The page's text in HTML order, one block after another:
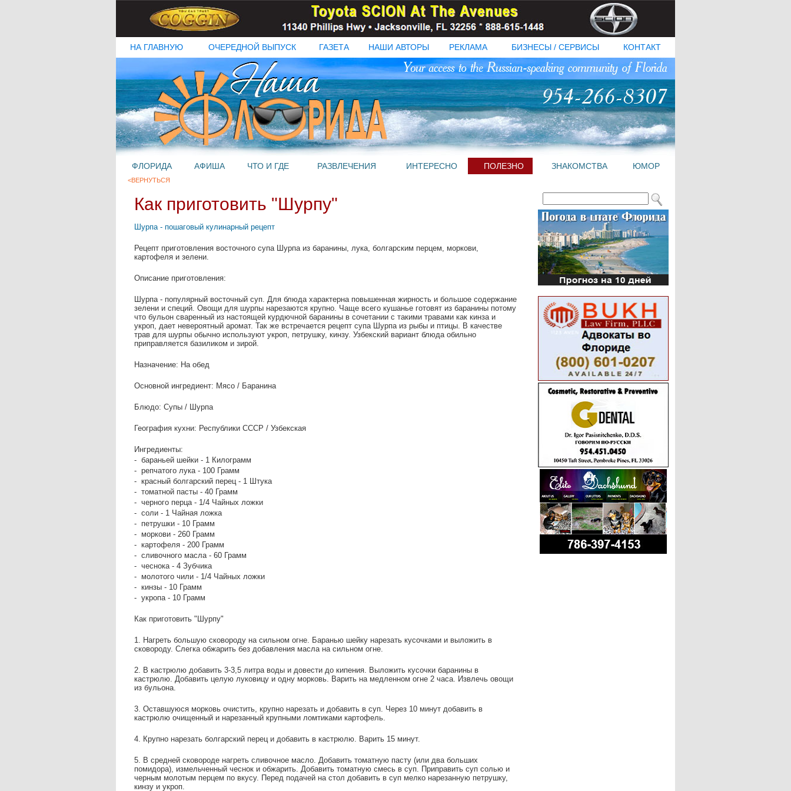
НА ГЛАВНУЮ ОЧЕРЕДНОЙ ВЫПУСК ГАЗЕТА НАШИ АВТОРЫ РЕКЛАМА БИЗНЕСЫ / СЕРВИСЫ КОНТАКТ
ФЛОРИДА АФИША ЧТО И ГДЕ РАЗВЛЕЧЕНИЯ ИНТЕРЕСНО ПОЛЕЗНО ЗНАКОМСТВА ЮМОР
<ВЕРНУТЬСЯ
Как приготовить "Шурпу"
Шурпа - пошаговый кулинарный рецепт
Рецепт приготовления восточного супа Шурпа из баранины, лука, болгарским перцем, моркови,
картофеля и зелени.
Описание приготовления:
Шурпа - популярный восточный суп. Для блюда характерна повышенная жирность и большое содержание
зелени и специй. Овощи для шурпы нарезаются крупно. Чаще всего кушанье готовят из баранины потому
что бульон сваренный из настоящей курдючной баранины в сочетании с такими травами как кинза и
укроп, дает невероятный аромат. Так же встречается рецепт супа Шурпа из рыбы и птицы. В качестве
трав для шурпы обычно используют укроп, петрушку, кинзу. Узбекский вариант блюда обильно
приправляется базиликом и зирой.
Назначение: На обед
Основной ингредиент: Мясо / Баранина
Блюдо: Супы / Шурпа
География кухни: Республики СССР / Узбекская
Ингредиенты:
- бараньей шейки - 1 Килограмм
- репчатого лука - 100 Грамм
- красный болгарский перец - 1 Штука
- томатной пасты - 40 Грамм
- черного перца - 1/4 Чайных ложки
- соли - 1 Чайная ложка
- петрушки - 10 Грамм
- моркови - 260 Грамм
- картофеля - 200 Грамм
- сливочного масла - 60 Грамм
- чеснока - 4 Зубчика
- молотого чили - 1/4 Чайных ложки
- кинзы - 10 Грамм
- укропа - 10 Грамм
Как приготовить "Шурпу"
1. Нагреть большую сковороду на сильном огне. Баранью шейку нарезать кусочками и выложить в
сковороду. Слегка обжарить без добавления масла на сильном огне.
2. В кастрюлю добавить 3-3,5 литра воды и довести до кипения. Выложить кусочки баранины в
кастрюлю. Добавить целую луковицу и одну морковь. Варить на медленном огне 2 часа. Извлечь овощи
из бульона.
3. Оставшуюся морковь очистить, крупно нарезать и добавить в суп. Через 10 минут добавить в
кастрюлю очищенный и нарезанный крупными ломтиками картофель.
4. Крупно нарезать болгарский перец и добавить в кастрюлю. Варить 15 минут.
5. В средней сковороде нагреть сливочное масло. Добавить томатную пасту (или два больших
помидора), измельченный чеснок и обжарить. Добавить томатную смесь в суп. Приправить суп солью и
черным молотым перцем по вкусу. Перед подачей на стол добавить в суп мелко нарезанную петрушку,
кинзу и укроп.